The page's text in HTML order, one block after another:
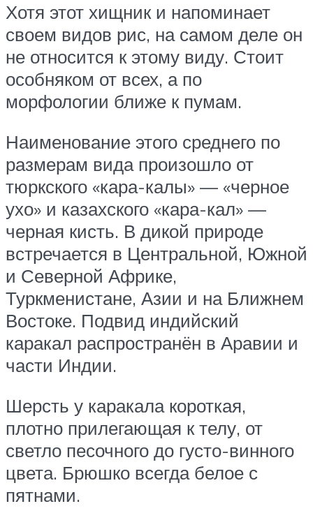
Хотя этот хищник и напоминает
своем видов рис, на самом деле он
не относится к этому виду. Стоит
особняком от всех, а по
морфологии ближе к пумам.
Наименование этого среднего по
размерам вида произошло от
тюркского «кара-калы» — «черное
ухо» и казахского «кара-кал» —
черная кисть. В дикой природе
встречается в Центральной, Южной
и Северной Африке,
Туркменистане, Азии и на Ближнем
Востоке. Подвид индийский
каракал распространён в Аравии и
части Индии.
Шерсть у каракала короткая,
плотно прилегающая к телу, от
светло песочного до густо-винного
цвета. Брюшко всегда белое с
пятнами.